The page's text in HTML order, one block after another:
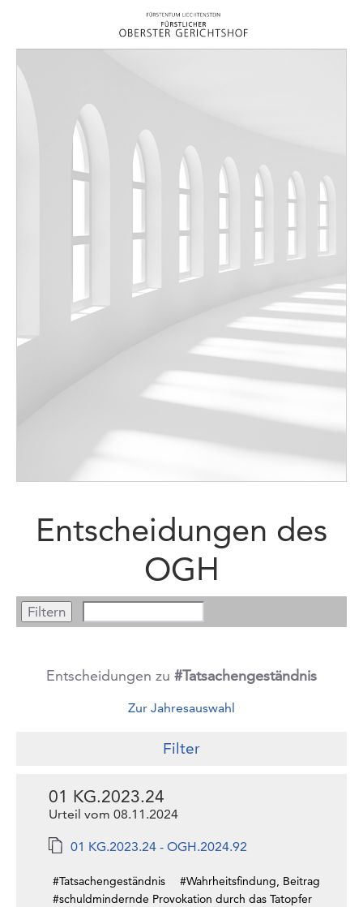
Entscheidungen des
OGH
Entscheidungen zu #Tatsachengeständnis
Zur Jahresauswahl
Filter
01 KG.2023.24
Urteil vom 08.11.2024
01 KG.2023.24 - OGH.2024.92
#Tatsachengeständnis
#Wahrheitsfindung, Beitrag
#schuldmindernde Provokation durch das Tatopfer